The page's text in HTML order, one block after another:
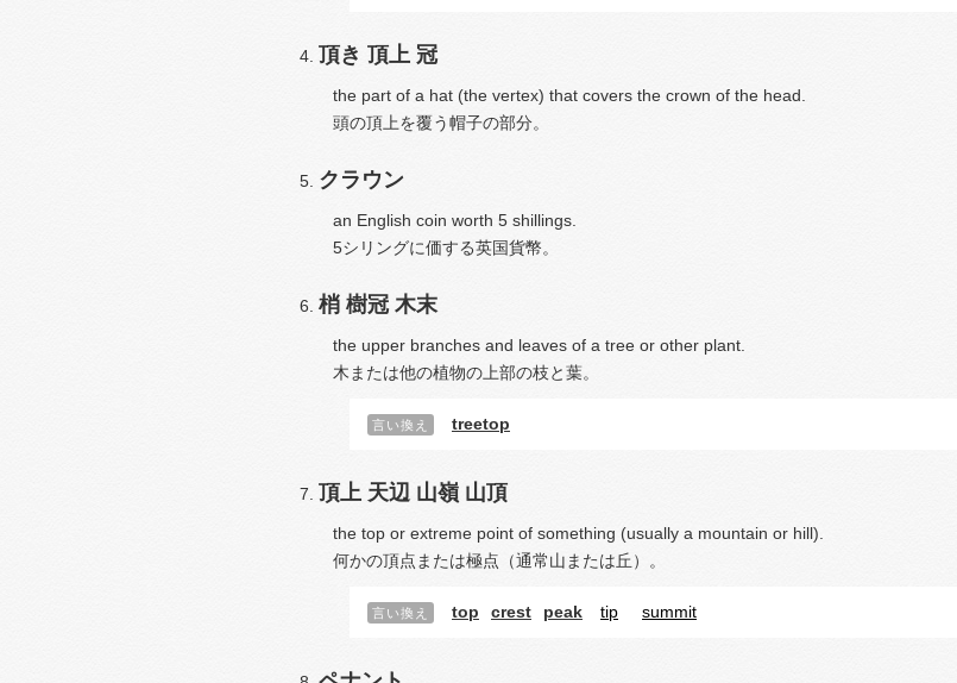
頂き 頂上 冠
the part of a hat (the vertex) that covers the crown of the head.
頭の頂上を覆う帽子の部分。
クラウン
an English coin worth 5 shillings.
5シリングに価する英国貨幣。
梢 樹冠 木末
the upper branches and leaves of a tree or other plant.
木または他の植物の上部の枝と葉。
言い換え treetop
頂上 天辺 山嶺 山頂
the top or extreme point of something (usually a mountain or hill).
何かの頂点または極点（通常山または丘）。
言い換え top crest peak tip summit